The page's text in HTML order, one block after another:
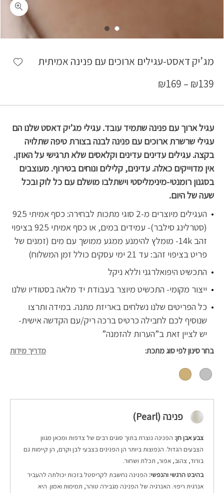
מג’יק דאסט-עגילים ארוכים עם פנינה אמיתית
₪139
–
₪169
עגיל ארוך עם פנינה שתמיד עובד. עגילי מג’יק דאסט שלנו הם
עגילי שרשרת ארוכים עם פנינה לבנה בצורת טיפה שתלויה
בקצה. עגילים עדינים עדינים וקלאסים שלא תרגישי על האוזן.
אין מדוייקים כאלה. עדינים, קלילים ונוחים בטירוף. מעוצבים
בסגנון רומנטי-מינימליסטי וישתלבו מושלם עם כל לוק ובכל
שעה של היום.
העגילים מיוצרים מ-2 סוגי מתכות לבחירה: כסף אמיתי 925
(סטרלינג סילבר)- עמידים במים, או כסף אמיתי 925 בציפוי
זהב 14k- מומלץ להימנע ממגע ממושך עם מים (זמנים של
פריט בציפוי זהב: עד 21 ימי עסקים כולל זמן המשלוח)
התכשיט היפואלרגני וללא ניקל
ייצור מקומי- התכשיט מיוצר בעבודת יד מלאה בסטודיו שלנו
כל הפריטים שלנו נשלחים באריזת מתנה. במידה ותרצו
שנוסיף לכם לחבילה כרטיס ברכה ריק/עם הקדשה אישית-
יש לציין זאת ב”הערות להזמנה”
בחר סינון לפי סוג מתכת מדריך מידות
פנינה (Pearl)
צבע אבן חן: הפנינה נוצרת בתוך סוגים רבים של צדפות ומכאן מגוון
הצבעים הגדול. הנפוצות ביותר הן הפנינים בצבעי לבן וקרם, הן קיימות גם
בורוד, צהוב, אפור, תכלת ושחור.
בהיבט הרגשי והנפשי: הפנינה נחשבת לקריסטל בזכות יכולתה להעביר
אנרגית ריפוי. האנרגיה של הפנינה מגבירה טוהר, תמימות ואמון. היא